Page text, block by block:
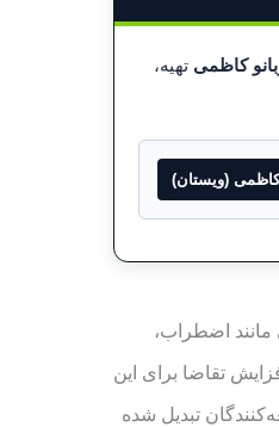
کاظمی تهیه،
(ویستان)
اضطراب،
تقاضا برای این
تبدیل شده